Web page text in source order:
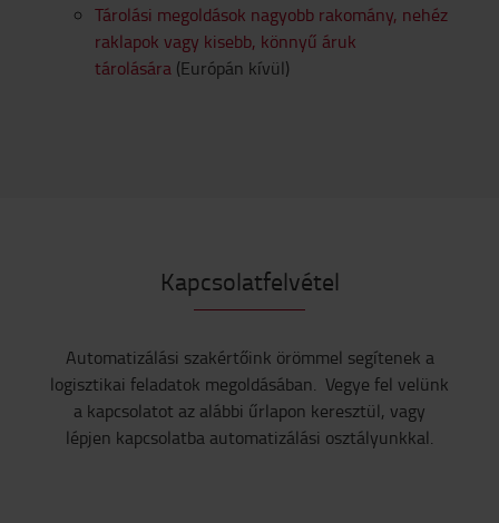
Tárolási megoldások nagyobb rakomány, nehéz
raklapok vagy kisebb, könnyű áruk
tárolására (Európán kívül)
Kapcsolatfelvétel
Automatizálási szakértőink örömmel segítenek a
logisztikai feladatok megoldásában. Vegye fel velünk
a kapcsolatot az alábbi űrlapon keresztül, vagy
lépjen kapcsolatba automatizálási osztályunkkal.